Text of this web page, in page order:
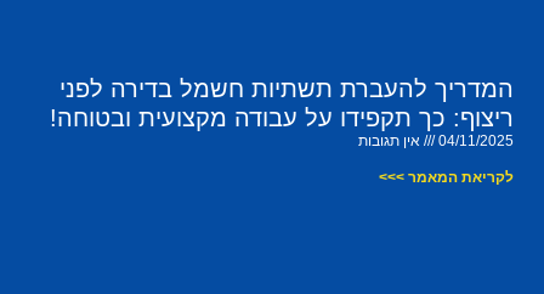
המדריך להעברת תשתיות חשמל בדירה לפני
ריצוף: כך תקפידו על עבודה מקצועית ובטוחה!
04/11/2025 אין תגובות
לקריאת המאמר >>>